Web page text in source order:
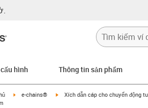
hình Thông tin sản phẩm
right
igus-icon-arrow-right
e-chains® igus-icon-arrow-right
Xích dẫn cáp cho chuyển động